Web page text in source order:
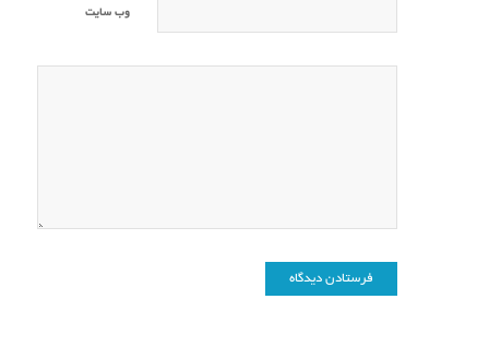
وب‌ سایت